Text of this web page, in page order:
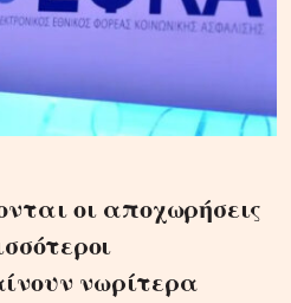
οι αποχωρήσεις
νωρίτερα